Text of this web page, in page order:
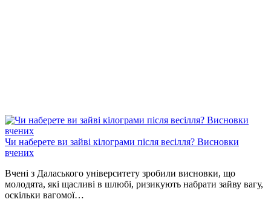
Чи наберете ви зайві кілограми після весілля? Висновки
вчених
Вчені з Даласького університету зробили висновки, що
молодята, які щасливі в шлюбі, ризикують набрати зайву вагу,
оскільки вагомої…